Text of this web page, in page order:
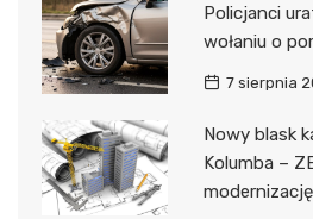
Policjanci
wołaniu o
7 sierpnia
Nowy blask
Kolumba –